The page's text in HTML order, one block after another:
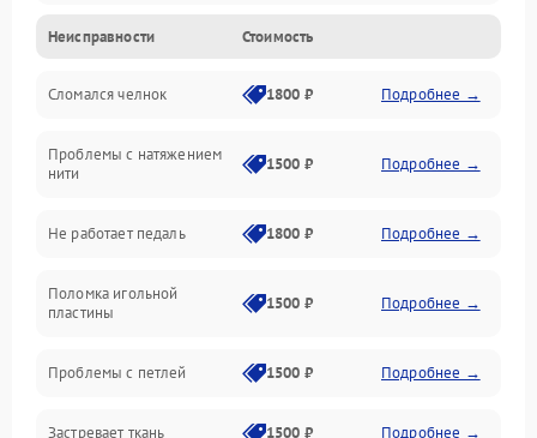
Электроника
Управление и электроника
Подача ткани
Игловодитель и механизмы
Неисправности Стоимость
Сломался челнок 1800 ₽ Подробнее →
Проблемы с натяжением
нити
1500 ₽ Подробнее →
Не работает педаль 1800 ₽ Подробнее →
Поломка игольной
пластины
1500 ₽ Подробнее →
Проблемы с петлей 1500 ₽ Подробнее →
Застревает ткань 1500 ₽ Подробнее →